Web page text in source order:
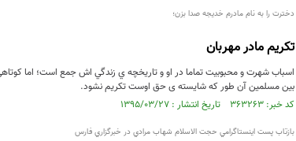
دخترت را به نام مادرم خدیجه صدا بزن؛
تكريم مادر مهربان
اسباب شهرت و محبوبیت تماما در او و تاريخچه ي زندگي اش جمع است؛ اما
بین مسلمین آن طور که شایسته ی حق اوست تکریم نشود.
کد خبر: ۳۶۳۲۶۳ تاریخ انتشار : ۱۳۹۵/۰۳/۲۷
بازتاب پست اينستاگرامي حجت الاسلام شهاب مرادي در خبرگزاري فارس